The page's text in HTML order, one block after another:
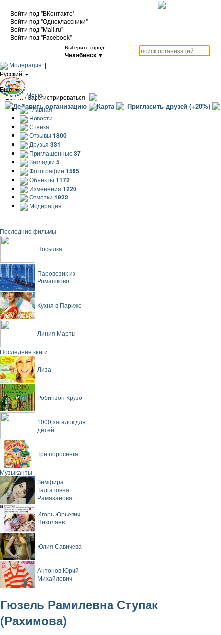
Войти под "ВКонтакте"
Войти под "Одноклассники"
Войти под "Mail.ru"
Войти под "Facebook"
Выберите город:
Челябинск ▼
Модерация |
Русский
|
Еще
|Войти / Зарегистрироваться
Добавить организацию Карта Пригласить друзей (+20%)
Меню
Главная
Новости
Стенка
Отзывы 1800
Друзья 331
Приглашенные 37
Закладки 5
Фотографии 1595
Объекты 1172
Изменения 1220
Отметки 1922
Модерация
Последние фильмы
Посылка
Паровозик из
Ромашково
Кухня в Париже
Линия Марты
Последние книги
Лиза
Робинзон Крузо
1000 загадок для
детей
Три поросенка
Музыканты
Земфи́ра
Талга́товна
Рамаза́нова
Игорь Юрьевич
Николаев
Юлия Савичева
Антонов Юрий
Михайлович
Гюзель Рамилевна Ступак
(Рахимова)